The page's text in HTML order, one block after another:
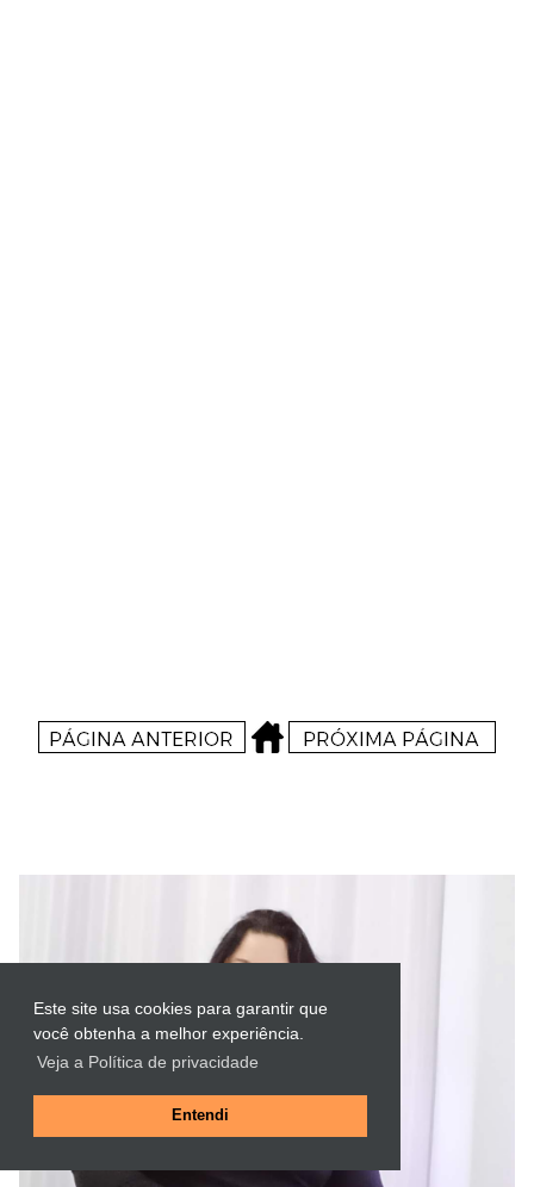
Este site usa cookies para garantir que
você obtenha a melhor experiência.
Veja a Política de privacidade
Entendi